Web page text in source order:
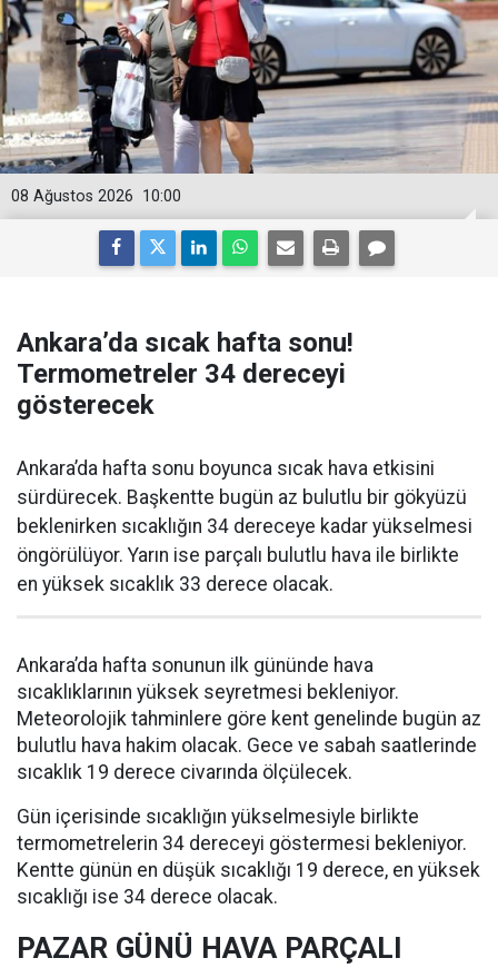
10:00
08 Ağustos 2026
Ankara’da sıcak hafta sonu!
Termometreler 34 dereceyi
gösterecek
Ankara’da hafta sonu boyunca sıcak hava etkisini
sürdürecek. Başkentte bugün az bulutlu bir gökyüzü
beklenirken sıcaklığın 34 dereceye kadar yükselmesi
öngörülüyor. Yarın ise parçalı bulutlu hava ile birlikte
en yüksek sıcaklık 33 derece olacak.
Ankara’da hafta sonunun ilk gününde hava
sıcaklıklarının yüksek seyretmesi bekleniyor.
Meteorolojik tahminlere göre kent genelinde bugün az
bulutlu hava hakim olacak. Gece ve sabah saatlerinde
sıcaklık 19 derece civarında ölçülecek.
Gün içerisinde sıcaklığın yükselmesiyle birlikte
termometrelerin 34 dereceyi göstermesi bekleniyor.
Kentte günün en düşük sıcaklığı 19 derece, en yüksek
sıcaklığı ise 34 derece olacak.
PAZAR GÜNÜ HAVA PARÇALI